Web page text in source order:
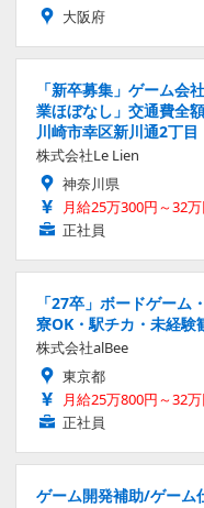
大阪府
「新卒募集」ゲーム会
業ほぼなし」交通費全
川崎市幸区新川通2丁目
株式会社Le Lien
神奈川県
月給25万300円～32
正社員
「27卒」ボードゲーム
寮OK・駅チカ・未経験
株式会社alBee
東京都
月給25万800円～32
正社員
ゲーム開発補助/ゲーム